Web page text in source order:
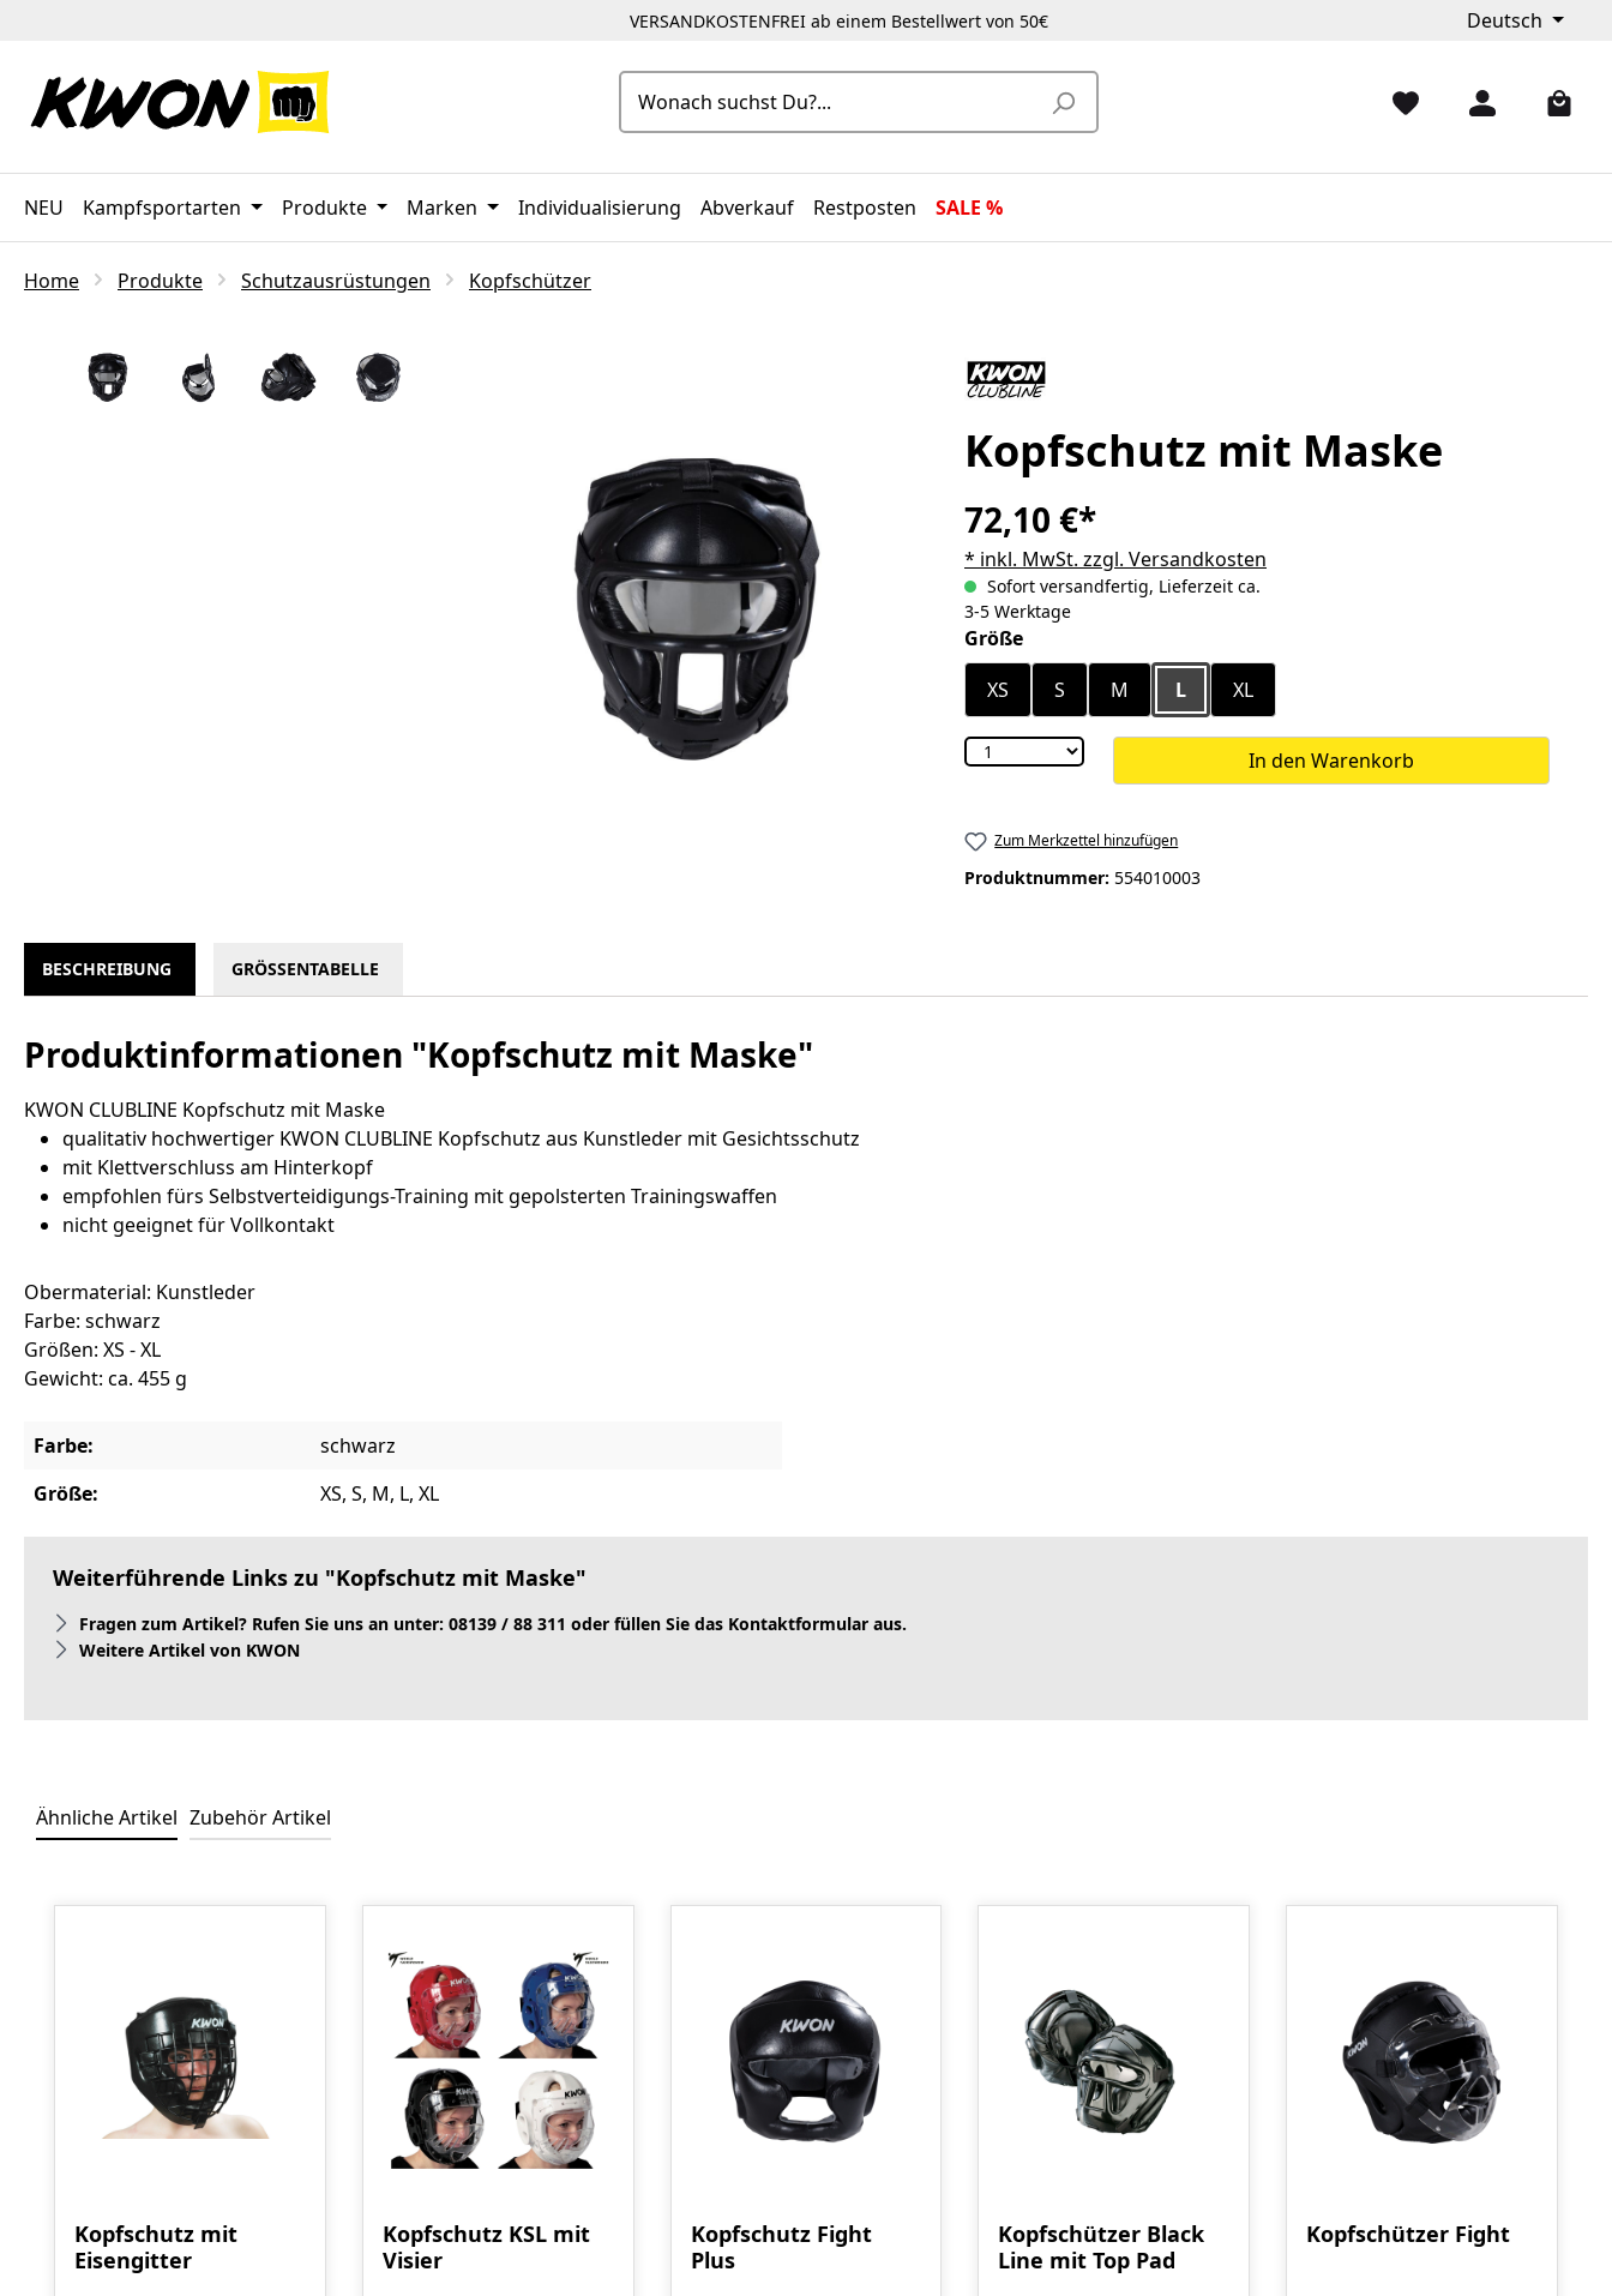
VERSANDKOSTENFREI ab einem Bestellwert von 50€ Deutsch
NEU Kampfsportarten Produkte Marken Individualisierung Abverkauf Restposten SALE %
Home Produkte Schutzausrüstungen Kopfschützer
Bildergalerie überspringen
Kopfschutz mit Maske
72,10 €*
* inkl. MwSt. zzgl. Versandkosten
Sofort versandfertig, Lieferzeit ca.
3-5 Werktage
Größeauswählen
XS
S M L XL
In den Warenkorb
Zum Merkzettel hinzufügen
Produktnummer: 554010003
BESCHREIBUNG GRÖSSENTABELLE
Produktinformationen "Kopfschutz mit Maske"
KWON CLUBLINE Kopfschutz mit Maske
qualitativ hochwertiger KWON CLUBLINE Kopfschutz aus Kunstleder mit Gesichtsschutz
mit Klettverschluss am Hinterkopf
empfohlen fürs Selbstverteidigungs-Training mit gepolsterten Trainingswaffen
nicht geeignet für Vollkontakt
Obermaterial: Kunstleder
Farbe: schwarz
Größen: XS - XL
Gewicht: ca. 455 g
Farbe:
schwarz
Größe:
XS, S, M, L, XL
Weiterführende Links zu "Kopfschutz mit Maske"
Fragen zum Artikel? Rufen Sie uns an unter: 08139 / 88 311 oder füllen Sie das Kontaktformular aus.
Weitere Artikel von KWON
Ähnliche Artikel Zubehör Artikel
Kopfschutz mit
Eisengitter
Kopfschutz KSL mit
Visier
Kopfschutz Fight
Plus
Kopfschützer Black
Line mit Top Pad
Kopfschützer Fight